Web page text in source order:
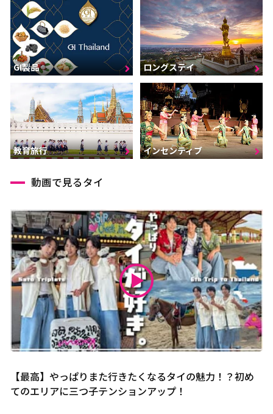
GI製品 ロングステイ
教育旅行 インセンティブ
動画で見るタイ
【最高】やっぱりまた行きたくなるタイの魅力！？初め
てのエリアに三つ子テンションアップ！